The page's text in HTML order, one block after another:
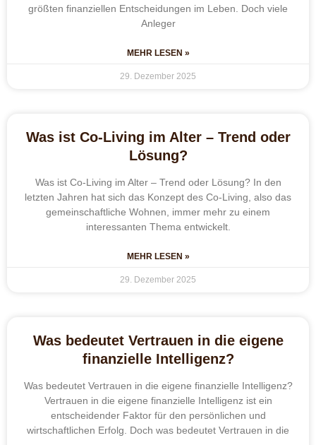
größten finanziellen Entscheidungen im Leben. Doch viele
Anleger
MEHR LESEN »
29. Dezember 2025
Was ist Co-Living im Alter – Trend oder
Lösung?
Was ist Co-Living im Alter – Trend oder Lösung? In den
letzten Jahren hat sich das Konzept des Co-Living, also das
gemeinschaftliche Wohnen, immer mehr zu einem
interessanten Thema entwickelt.
MEHR LESEN »
29. Dezember 2025
Was bedeutet Vertrauen in die eigene
finanzielle Intelligenz?
Was bedeutet Vertrauen in die eigene finanzielle Intelligenz?
Vertrauen in die eigene finanzielle Intelligenz ist ein
entscheidender Faktor für den persönlichen und
wirtschaftlichen Erfolg. Doch was bedeutet Vertrauen in die